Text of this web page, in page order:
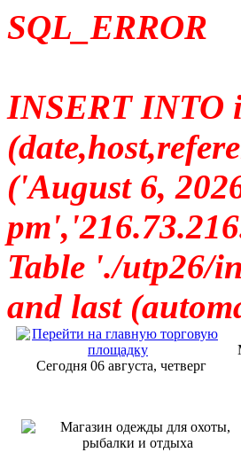
SQL_ERROR
INSERT INTO
('August 6,
Table './utp26/
and last
Сегодня 06 августа, четверг